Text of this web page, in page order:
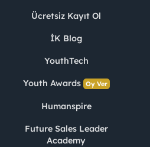
Ücretsiz Kayıt Ol
İK Blog
YouthTech
Youth Awards Oy Ver
Humanspire
Future Sales Leader
Academy